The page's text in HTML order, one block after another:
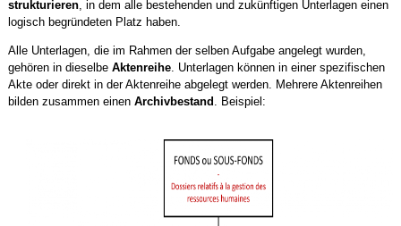
strukturieren, in dem alle bestehenden und zukünftigen Unterlagen einen
logisch begründeten Platz haben.
Alle Unterlagen, die im Rahmen der selben Aufgabe angelegt wurden,
gehören in dieselbe Aktenreihe. Unterlagen können in einer spezifischen
Akte oder direkt in der Aktenreihe abgelegt werden. Mehrere Aktenreihen
bilden zusammen einen Archivbestand . Beispiel: